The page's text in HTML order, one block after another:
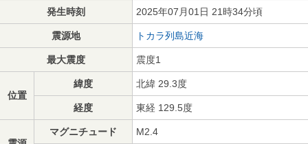
発生時刻 2025年07月01日 21時34分頃
震源地 トカラ列島近海
最大震度 震度1
位置
緯度 北緯 29.3度
経度 東経 129.5度
マグニチュード M2.4